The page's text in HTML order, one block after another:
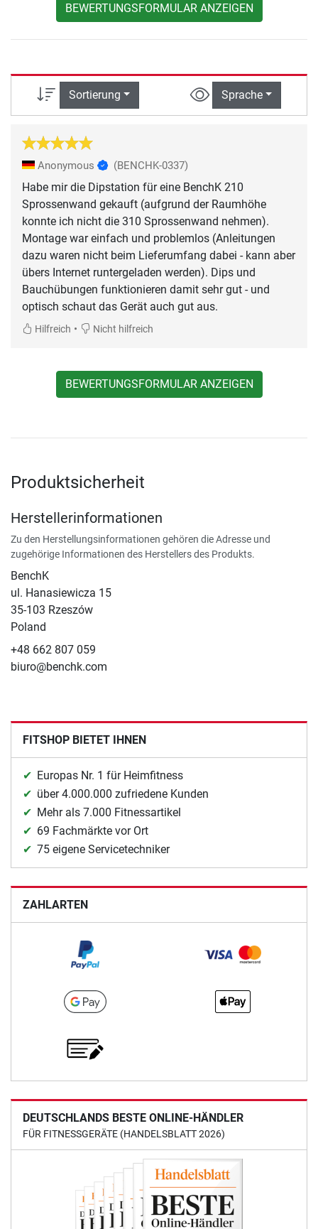
BEWERTUNGSFORMULAR ANZEIGEN
Sortierung Sprache
Anonymous (BENCHK-0337)
Habe mir die Dipstation für eine BenchK 210
Sprossenwand gekauft (aufgrund der Raumhöhe
konnte ich nicht die 310 Sprossenwand nehmen).
Montage war einfach und problemlos (Anleitungen
dazu waren nicht beim Lieferumfang dabei - kann aber
übers Internet runtergeladen werden). Dips und
Bauchübungen funktionieren damit sehr gut - und
optisch schaut das Gerät auch gut aus.
Hilfreich • Nicht hilfreich
BEWERTUNGSFORMULAR ANZEIGEN
Produktsicherheit
Herstellerinformationen
Zu den Herstellungsinformationen gehören die Adresse und
zugehörige Informationen des Herstellers des Produkts.
BenchK
ul. Hanasiewicza 15
35-103 Rzeszów
Poland
+48 662 807 059
biuro@benchk.com
FITSHOP BIETET IHNEN
Europas Nr. 1 für Heimfitness
über 4.000.000 zufriedene Kunden
Mehr als 7.000 Fitnessartikel
69 Fachmärkte vor Ort
75 eigene Servicetechniker
ZAHLARTEN
DEUTSCHLANDS BESTE ONLINE-HÄNDLER
FÜR FITNESSGERÄTE (HANDELSBLATT 2026)